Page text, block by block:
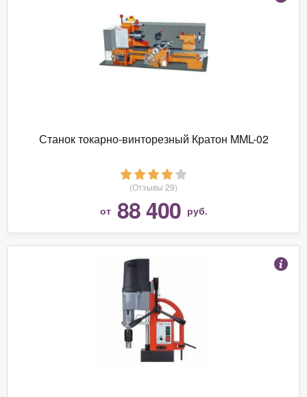
Станок токарно-винторезный Кратон MML-02
(Отзывы 29)
от 88 400 руб.